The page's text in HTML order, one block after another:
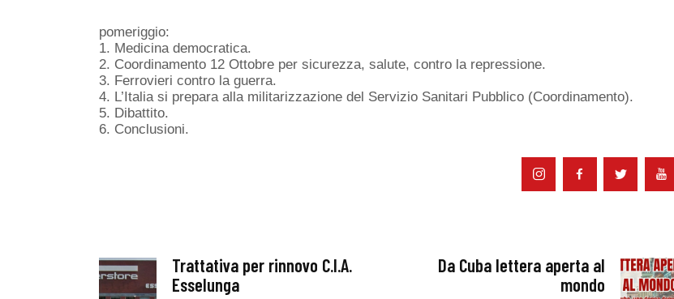
pomeriggio:
1. Medicina democratica.
2. Coordinamento 12 Ottobre per sicurezza, salute, contro la repressione.
3. Ferrovieri contro la guerra.
4. L’Italia si prepara alla militarizzazione del Servizio Sanitari Pubblico (Coordinamento).
5. Dibattito.
6. Conclusioni.
Trattativa per rinnovo C.I.A.
Esselunga
Da Cuba lettera aperta al
mondo